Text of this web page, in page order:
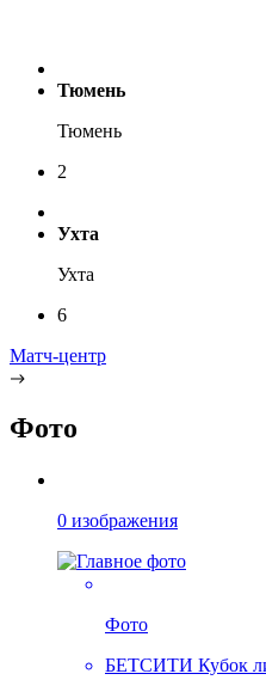
Тюмень
Тюмень
2
Ухта
Ухта
6
Матч-центр
Фото
0 изображения
Фото
БЕТСИТИ Кубок